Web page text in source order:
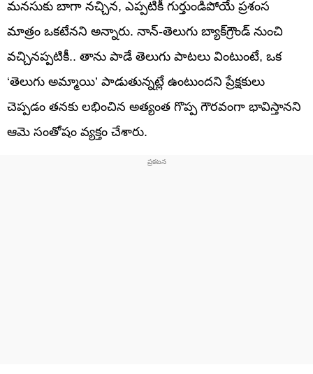
మనసుకు బాగా నచ్చిన, ఎప్పటికీ గుర్తుండిపోయే ప్రశంస
మాత్రం ఒకటేనని అన్నారు. నాన్‌-తెలుగు బ్యాక్‌గ్రౌండ్ నుంచి
వచ్చినప్పటికీ.. తాను పాడే తెలుగు పాటలు వింటుంటే, ఒక
‘తెలుగు అమ్మాయి’ పాడుతున్నట్లే ఉంటుందని ప్రేక్షకులు
చెప్పడం తనకు లభించిన అత్యంత గొప్ప గౌరవంగా భావిస్తానని
ఆమె సంతోషం వ్యక్తం చేశారు.